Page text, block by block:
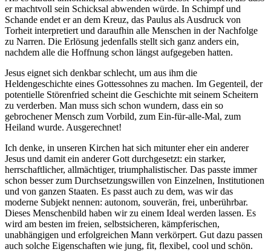
er machtvoll sein Schicksal abwenden würde. In Schimpf und
Schande endet er an dem Kreuz, das Paulus als Ausdruck von
Torheit interpretiert und daraufhin alle Menschen in der Nachfolge
zu Narren. Die Erlösung jedenfalls stellt sich ganz anders ein,
nachdem alle die Hoffnung schon längst aufgegeben hatten.
Jesus eignet sich denkbar schlecht, um aus ihm die
Heldengeschichte eines Gottessohnes zu machen. Im Gegenteil, der
potentielle Störenfried scheint die Geschichte mit seinem Scheitern
zu verderben. Man muss sich schon wundern, dass ein so
gebrochener Mensch zum Vorbild, zum Ein-für-alle-Mal, zum
Heiland wurde. Ausgerechnet!
Ich denke, in unseren Kirchen hat sich mitunter eher ein anderer
Jesus und damit ein anderer Gott durchgesetzt: ein starker,
herrschaftlicher, allmächtiger, triumphalistischer. Das passte immer
schon besser zum Durchsetzungswillen von Einzelnen, Institutionen
und von ganzen Staaten. Es passt auch zu dem, was wir das
moderne Subjekt nennen: autonom, souverän, frei, unberührbar.
Dieses Menschenbild haben wir zu einem Ideal werden lassen. Es
wird am besten im freien, selbstsicheren, kämpferischen,
unabhängigen und erfolgreichen Mann verkörpert. Gut dazu passen
auch solche Eigenschaften wie jung, fit, flexibel, cool und schön.